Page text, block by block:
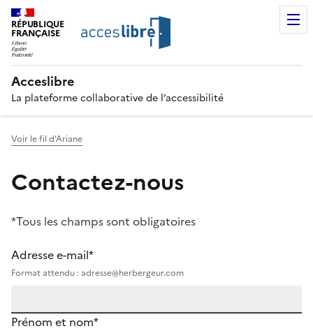
RÉPUBLIQUE
FRANÇAISE
Acceslibre
La plateforme collaborative de l’accessibilité
Voir le fil d'Ariane
Contactez-nous
*Tous les champs sont obligatoires
Adresse e-mail*
Format attendu : adresse@herbergeur.com
Prénom et nom*